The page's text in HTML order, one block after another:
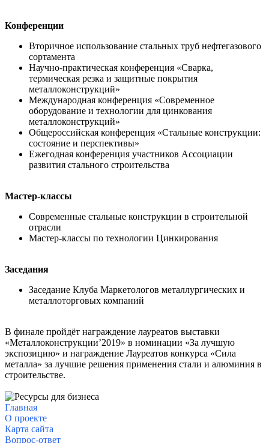
Конференции
Вторичное использование стальных труб нефтегазового
сортамента
Научно-практическая конференция «Сварка,
термическая резка и защитные покрытия
металлоконструкций»
Международная конференция «Современное
оборудование и технологии для цинкования
металлоконструкций»
Общероссийская конференция «Стальные конструкции:
состояние и перспективы»
Ежегодная конференция участников Ассоциации
развития стального строительства
Мастер-классы
Современные стальные конструкции в строительной
отрасли
Мастер-классы по технологии Цинкирования
Заседания
Заседание Клуба Маркетологов металлургических и
металлоторговых компаний
В финале пройдёт награждение лауреатов выставки
«Металлоконструкции’2019» в номинации «За лучшую
экспозицию» и награждение Лауреатов конкурса «Сила
металла» за лучшие решения применения стали и алюминия в
строительстве.
Главная
О проекте
Карта сайта
Вопрос-ответ